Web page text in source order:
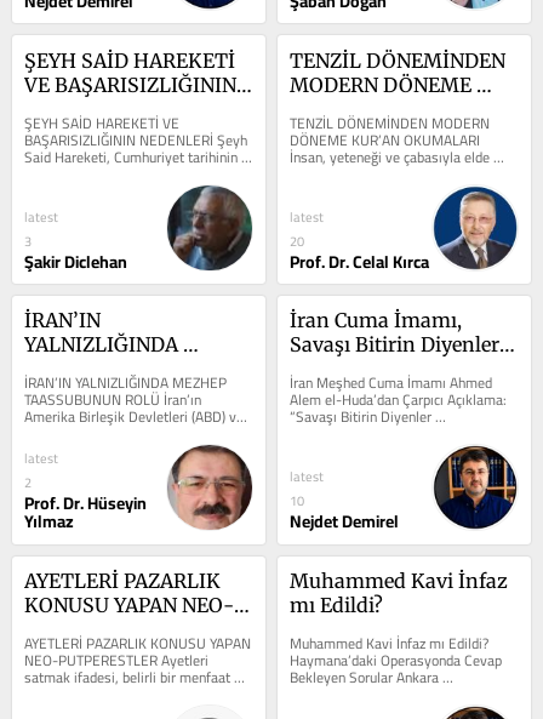
ŞEYH SAİD HAREKETİ
VE BAŞARISIZLIĞININ
ŞEYH SAİD HAREKETİ VE
BAŞARISIZLIĞININ NEDENLERİ Şeyh
Said Hareketi, Cumhuriyet tarihinin
en önemli kırılma noktalarından biri
latest
3
Şakir Diclehan
TENZİL DÖNEMİNDEN
MODERN DÖNEME
TENZİL DÖNEMİNDEN MODERN
DÖNEME KUR’AN OKUMALARI
İnsan, yeteneği ve çabasıyla elde
ettiği bilgi ve tecrübenin yanında,
latest
20
Prof. Dr. Celal Kırca
İRAN’IN
YALNIZLIĞINDA
MEZHEP
TAASSUBUNUN ROLÜ
İRAN’IN YALNIZLIĞINDA MEZHEP
TAASSUBUNUN ROLÜ İran’ın
Amerika Birleşik Devletleri (ABD) ve
İsrail karşısındaki yalnızlığı,...
latest
2
Prof. Dr. Hüseyin
Yılmaz
İran Cuma İmamı,
Savaşı Bitirin Diyenler
Münafıklardır
İran Meşhed Cuma İmamı Ahmed
Alem el-Huda’dan Çarpıcı Açıklama:
“Savaşı Bitirin Diyenler
Münafıklardır” Meşhed Cuma İmamı
latest
10
Nejdet Demirel
AYETLERİ PAZARLIK
KONUSU YAPAN NEO-
PUTPERESTLER
AYETLERİ PAZARLIK KONUSU YAPAN
NEO-PUTPERESTLER Ayetleri
satmak ifadesi, belirli bir menfaat
karşılığında hakikatten vaz geçmek,
Muhammed Kavi İnfaz
mı Edildi?
Muhammed Kavi İnfaz mı Edildi?
Haymana’daki Operasyonda Cevap
Bekleyen Sorular Ankara
Haymana’da polis operasyonunda